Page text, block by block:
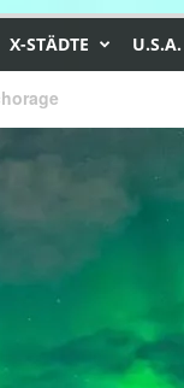
X-STÄDTE U.S.A.